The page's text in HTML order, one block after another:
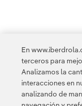
2 3 ...
En
terceros para
Analizamos la
interacciones en
analizando de